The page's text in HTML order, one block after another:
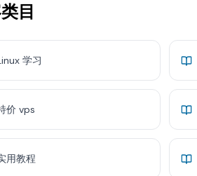
目
学习
价 vps
用教程